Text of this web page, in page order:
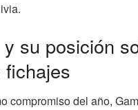
su posición
compromiso del año,